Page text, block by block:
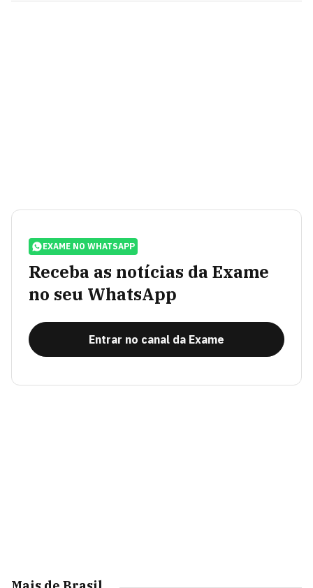
EXAME NO WHATSAPP
Receba as notícias da Exame
no seu WhatsApp
Entrar no canal da Exame